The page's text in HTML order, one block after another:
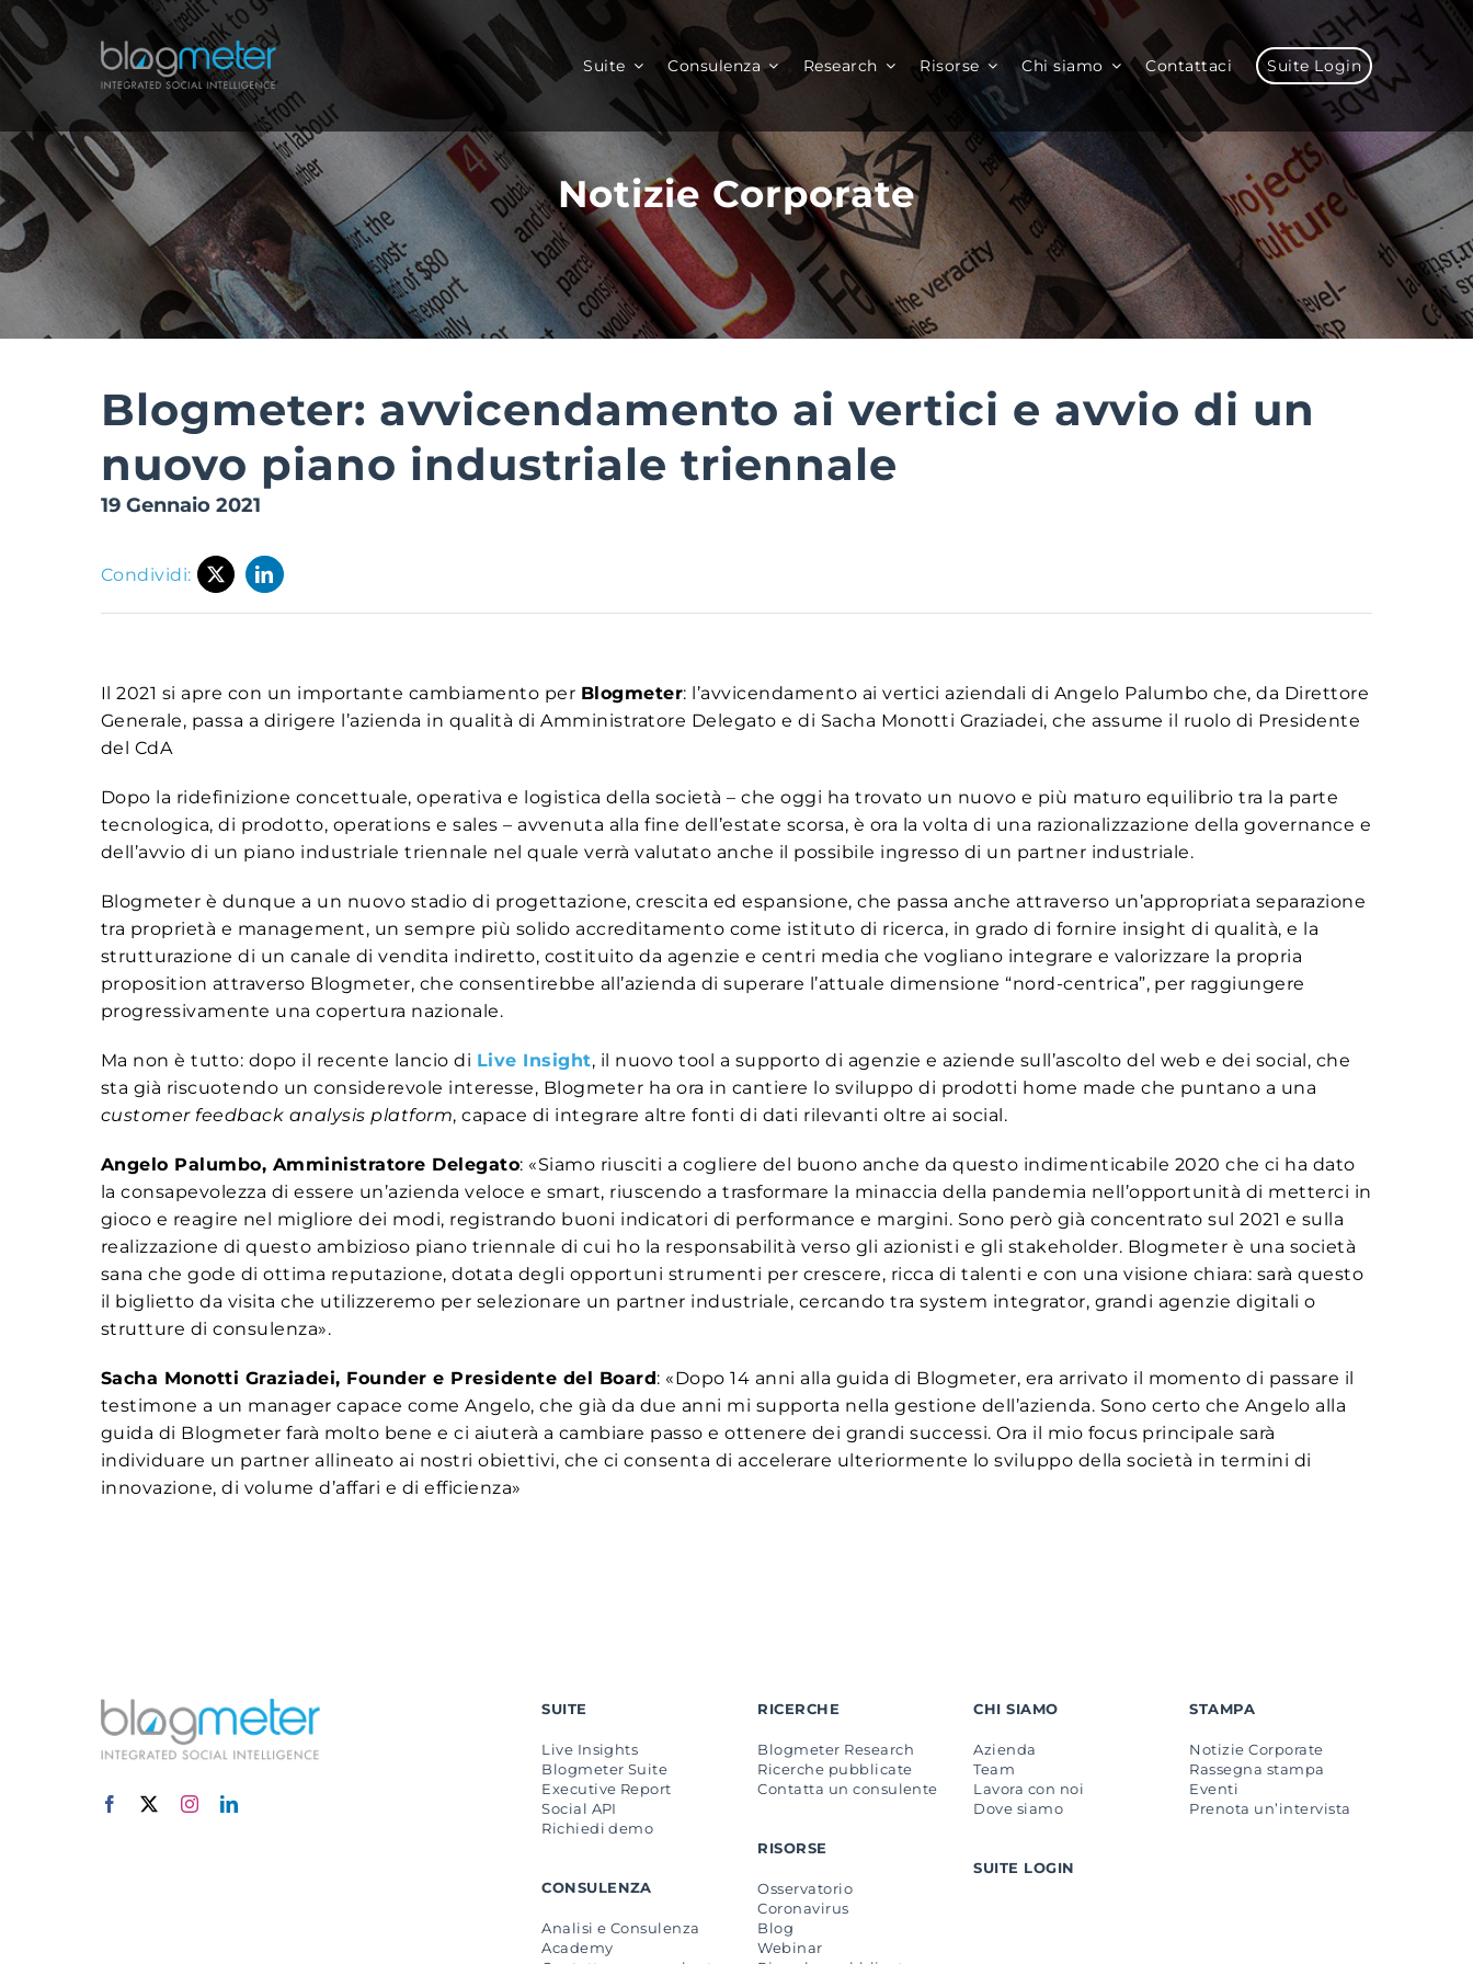
Salta
al
contenuto
Suite Consulenza Research Risorse Chi siamo Contattaci Suite Login
Notizie Corporate
Blogmeter: avvicendamento ai vertici e avvio di un
nuovo piano industriale triennale
19 Gennaio 2021
Condividi:
Il 2021 si apre con un importante cambiamento per Blogmeter: l’avvicendamento ai vertici aziendali di Angelo Palumbo che, da Direttore
Generale, passa a dirigere l’azienda in qualità di Amministratore Delegato e di Sacha Monotti Graziadei, che assume il ruolo di Presidente
del CdA
Dopo la ridefinizione concettuale, operativa e logistica della società – che oggi ha trovato un nuovo e più maturo equilibrio tra la parte
tecnologica, di prodotto, operations e sales – avvenuta alla fine dell’estate scorsa, è ora la volta di una razionalizzazione della governance e
dell’avvio di un piano industriale triennale nel quale verrà valutato anche il possibile ingresso di un partner industriale.
Blogmeter è dunque a un nuovo stadio di progettazione, crescita ed espansione, che passa anche attraverso un’appropriata separazione
tra proprietà e management, un sempre più solido accreditamento come istituto di ricerca, in grado di fornire insight di qualità, e la
strutturazione di un canale di vendita indiretto, costituito da agenzie e centri media che vogliano integrare e valorizzare la propria
proposition attraverso Blogmeter, che consentirebbe all’azienda di superare l’attuale dimensione “nord-centrica”, per raggiungere
progressivamente una copertura nazionale.
Ma non è tutto: dopo il recente lancio di Live Insight, il nuovo tool a supporto di agenzie e aziende sull’ascolto del web e dei social, che
sta già riscuotendo un considerevole interesse, Blogmeter ha ora in cantiere lo sviluppo di prodotti home made che puntano a una
customer feedback analysis platform, capace di integrare altre fonti di dati rilevanti oltre ai social.
Angelo Palumbo, Amministratore Delegato: «Siamo riusciti a cogliere del buono anche da questo indimenticabile 2020 che ci ha dato
la consapevolezza di essere un’azienda veloce e smart, riuscendo a trasformare la minaccia della pandemia nell’opportunità di metterci in
gioco e reagire nel migliore dei modi, registrando buoni indicatori di performance e margini. Sono però già concentrato sul 2021 e sulla
realizzazione di questo ambizioso piano triennale di cui ho la responsabilità verso gli azionisti e gli stakeholder. Blogmeter è una società
sana che gode di ottima reputazione, dotata degli opportuni strumenti per crescere, ricca di talenti e con una visione chiara: sarà questo
il biglietto da visita che utilizzeremo per selezionare un partner industriale, cercando tra system integrator, grandi agenzie digitali o
strutture di consulenza».
Sacha Monotti Graziadei, Founder e Presidente del Board: «Dopo 14 anni alla guida di Blogmeter, era arrivato il momento di passare il
testimone a un manager capace come Angelo, che già da due anni mi supporta nella gestione dell’azienda. Sono certo che Angelo alla
guida di Blogmeter farà molto bene e ci aiuterà a cambiare passo e ottenere dei grandi successi. Ora il mio focus principale sarà
individuare un partner allineato ai nostri obiettivi, che ci consenta di accelerare ulteriormente lo sviluppo della società in termini di
innovazione, di volume d’affari e di efficienza»
SUITE
Live Insights
Blogmeter Suite
Executive Report
Social API
Richiedi demo
CONSULENZA
Analisi e Consulenza
Academy
RICERCHE
Blogmeter Research
Ricerche pubblicate
Contatta un consulente
RISORSE
Osservatorio
Coronavirus
Blog
Webinar
CHI SIAMO
Azienda
Team
Lavora con noi
Dove siamo
SUITE LOGIN
STAMPA
Notizie Corporate
Rassegna stampa
Eventi
Prenota un’intervista